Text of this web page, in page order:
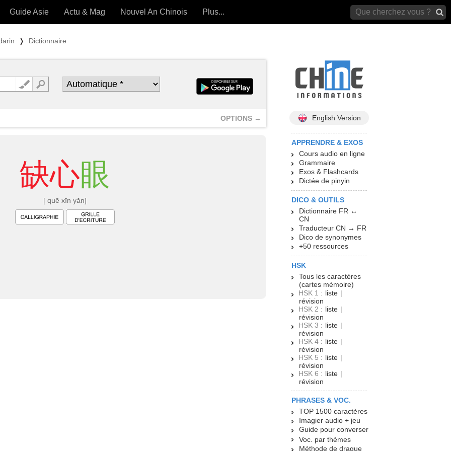
OUTILS) »
Guide Asie Actu & Mag Nouvel An Chinois Plus...
❭ Dictionnaire
OPTIONS →
缺心眼
[ quē xīn yǎn]
English Version
APPRENDRE & EXOS
Cours audio en ligne
Grammaire
Exos & Flashcards
Dictée de pinyin
DICO & OUTILS
Dictionnaire FR ↔
CN
Traducteur CN → FR
Dico de synonymes
+50 ressources
HSK
Tous les caractères
(cartes mémoire)
HSK 1 : liste |
révision
HSK 2 : liste |
révision
HSK 3 : liste |
révision
HSK 4 : liste |
révision
HSK 5 : liste |
révision
HSK 6 : liste |
révision
PHRASES & VOC.
TOP 1500 caractères
Imagier audio + jeu
Guide pour converser
Voc. par thèmes
Méthode de drague